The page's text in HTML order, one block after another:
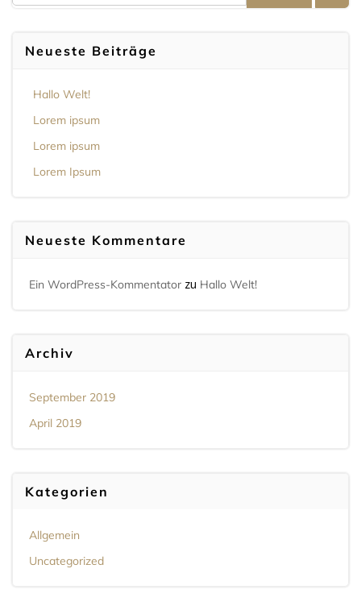
Neueste Beiträge
Hallo Welt!
Lorem ipsum
Lorem ipsum
Lorem Ipsum
Neueste Kommentare
Ein WordPress-Kommentator zu Hallo Welt!
Archiv
September 2019
April 2019
Kategorien
Allgemein
Uncategorized